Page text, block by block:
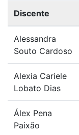
Discente
Alessandra
Souto Cardoso
Alexia Cariele
Lobato Dias
Álex Pena
Paixão